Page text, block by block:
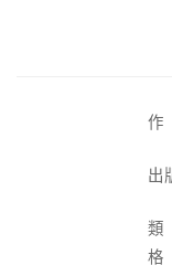
作
出
類
格